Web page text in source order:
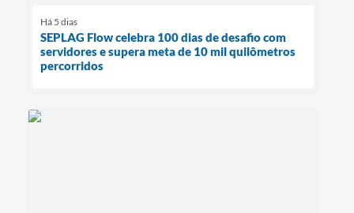
Há 5 dias
SEPLAG Flow celebra 100 dias de desafio com
servidores e supera meta de 10 mil quilômetros
percorridos